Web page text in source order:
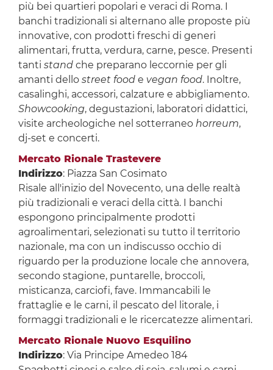
più bei quartieri popolari e veraci di Roma. I
banchi tradizionali si alternano alle proposte più
innovative, con prodotti freschi di generi
alimentari, frutta, verdura, carne, pesce. Presenti
tanti standche preparano leccornie per gli
amanti dello street foode vegan food. Inoltre,
casalinghi, accessori, calzature e abbigliamento.
Showcooking, degustazioni, laboratori didattici,
visite archeologiche nel sotterraneo horreum,
dj-set e concerti.
Mercato Rionale Trastevere
Indirizzo: Piazza San Cosimato
Risale all'inizio del Novecento, una delle realtà
più tradizionali e veraci della città. I banchi
espongono principalmente prodotti
agroalimentari, selezionati su tutto il territorio
nazionale, ma con un indiscusso occhio di
riguardo per la produzione locale che annovera,
secondo stagione, puntarelle, broccoli,
misticanza, carciofi, fave. Immancabili le
frattaglie e le carni, il pescato del litorale, i
formaggi tradizionali e le ricercatezze alimentari.
Mercato Rionale Nuovo Esquilino
Indirizzo: Via Principe Amedeo 184